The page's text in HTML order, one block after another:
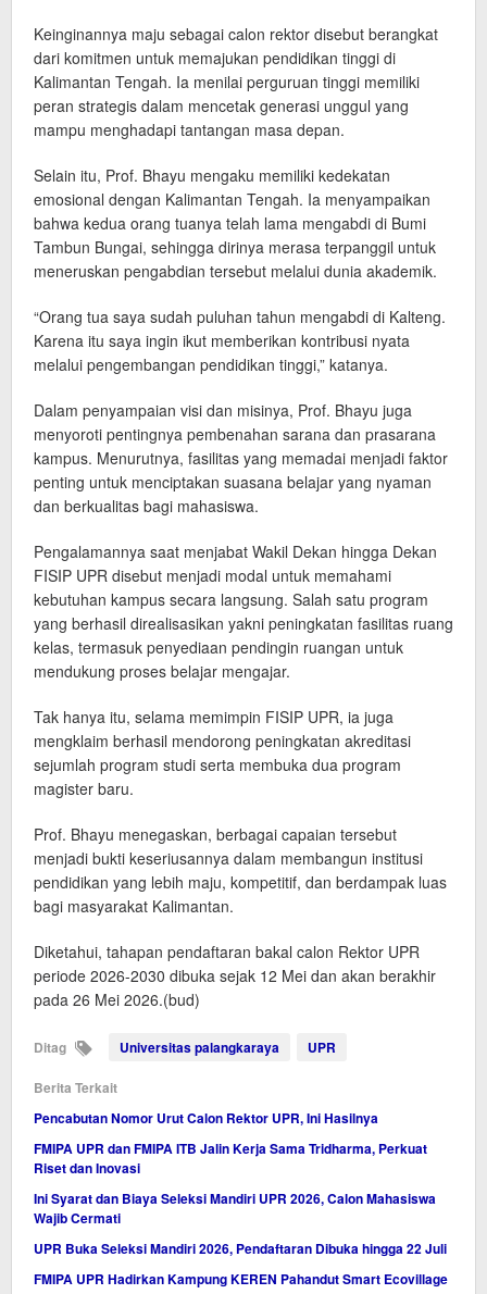
Keinginannya maju sebagai calon rektor disebut berangkat
dari komitmen untuk memajukan pendidikan tinggi di
Kalimantan Tengah. Ia menilai perguruan tinggi memiliki
peran strategis dalam mencetak generasi unggul yang
mampu menghadapi tantangan masa depan.
Selain itu, Prof. Bhayu mengaku memiliki kedekatan
emosional dengan Kalimantan Tengah. Ia menyampaikan
bahwa kedua orang tuanya telah lama mengabdi di Bumi
Tambun Bungai, sehingga dirinya merasa terpanggil untuk
meneruskan pengabdian tersebut melalui dunia akademik.
“Orang tua saya sudah puluhan tahun mengabdi di Kalteng.
Karena itu saya ingin ikut memberikan kontribusi nyata
melalui pengembangan pendidikan tinggi,” katanya.
Dalam penyampaian visi dan misinya, Prof. Bhayu juga
menyoroti pentingnya pembenahan sarana dan prasarana
kampus. Menurutnya, fasilitas yang memadai menjadi faktor
penting untuk menciptakan suasana belajar yang nyaman
dan berkualitas bagi mahasiswa.
Pengalamannya saat menjabat Wakil Dekan hingga Dekan
FISIP UPR disebut menjadi modal untuk memahami
kebutuhan kampus secara langsung. Salah satu program
yang berhasil direalisasikan yakni peningkatan fasilitas ruang
kelas, termasuk penyediaan pendingin ruangan untuk
mendukung proses belajar mengajar.
Tak hanya itu, selama memimpin FISIP UPR, ia juga
mengklaim berhasil mendorong peningkatan akreditasi
sejumlah program studi serta membuka dua program
magister baru.
Prof. Bhayu menegaskan, berbagai capaian tersebut
menjadi bukti keseriusannya dalam membangun institusi
pendidikan yang lebih maju, kompetitif, dan berdampak luas
bagi masyarakat Kalimantan.
Diketahui, tahapan pendaftaran bakal calon Rektor UPR
periode 2026-2030 dibuka sejak 12 Mei dan akan berakhir
pada 26 Mei 2026.(bud)
Ditag Universitas palangkaraya UPR
Berita Terkait
Pencabutan Nomor Urut Calon Rektor UPR, Ini Hasilnya
FMIPA UPR dan FMIPA ITB Jalin Kerja Sama Tridharma, Perkuat
Riset dan Inovasi
Ini Syarat dan Biaya Seleksi Mandiri UPR 2026, Calon Mahasiswa
Wajib Cermati
UPR Buka Seleksi Mandiri 2026, Pendaftaran Dibuka hingga 22 Juli
FMIPA UPR Hadirkan Kampung KEREN Pahandut Smart Ecovillage